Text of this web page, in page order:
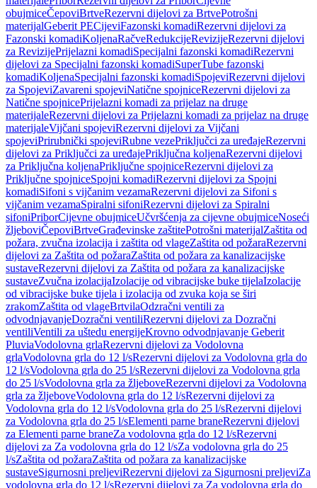
obujmiceČepoviBrtveRezervni dijelovi za BrtvePotrošni
materijalGeberit PECijeviFazonski komadiRezervni dijelovi za
Fazonski komadiKoljenaRačveRedukcijeRevizijeRezervni dijelovi
za RevizijePrijelazni komadiSpecijalni fazonski komadiRezervni
dijelovi za Specijalni fazonski komadiSuperTube fazonski
komadiKoljenaSpecijalni fazonski komadiSpojeviRezervni dijelovi
za SpojeviZavareni spojeviNatične spojniceRezervni dijelovi za
Natične spojnicePrijelazni komadi za prijelaz na druge
materijaleRezervni dijelovi za Prijelazni komadi za prijelaz na druge
materijaleVijčani spojeviRezervni dijelovi za Vijčani
spojeviPrirubnički spojeviRubne vezePriključci za uređajeRezervni
dijelovi za Priključci za uređajePriključna koljenaRezervni dijelovi
za Priključna koljenaPriključne spojniceRezervni dijelovi za
Priključne spojniceSpojni komadiRezervni dijelovi za Spojni
komadiSifoni s vijčanim vezamaRezervni dijelovi za Sifoni s
vijčanim vezamaSpiralni sifoniRezervni dijelovi za Spiralni
sifoniPriborCijevne obujmiceUčvršćenja za cijevne obujmiceNoseći
žljeboviČepoviBrtveGrađevinske zaštitePotrošni materijalZaštita od
požara, zvučna izolacija i zaštita od vlageZaštita od požaraRezervni
dijelovi za Zaštita od požaraZaštita od požara za kanalizacijske
sustaveRezervni dijelovi za Zaštita od požara za kanalizacijske
sustaveZvučna izolacijaIzolacije od vibracijske buke tijelaIzolacije
od vibracijske buke tijela i izolacija od zvuka koja se širi
zrakomZaštita od vlageBrtvilaOdzračni ventili za
odvodnjavanjeDozračni ventiliRezervni dijelovi za Dozračni
ventiliVentili za uštedu energijeKrovno odvodnjavanje Geberit
PluviaVodolovna grlaRezervni dijelovi za Vodolovna
grlaVodolovna grla do 12 l/sRezervni dijelovi za Vodolovna grla do
12 l/sVodolovna grla do 25 l/sRezervni dijelovi za Vodolovna grla
do 25 l/sVodolovna grla za žljeboveRezervni dijelovi za Vodolovna
grla za žljeboveVodolovna grla do 12 l/sRezervni dijelovi za
Vodolovna grla do 12 l/sVodolovna grla do 25 l/sRezervni dijelovi
za Vodolovna grla do 25 l/sElementi parne braneRezervni dijelovi
za Elementi parne braneZa vodolovna grla do 12 l/sRezervni
dijelovi za Za vodolovna grla do 12 l/sZa vodolovna grla do 25
l/sZaštita od požaraZaštita od požara za kanalizacijske
sustaveSigurnosni preljeviRezervni dijelovi za Sigurnosni preljeviZa
vodolovna grla do 12 l/sRezervni dijelovi za Za vodolovna grla do